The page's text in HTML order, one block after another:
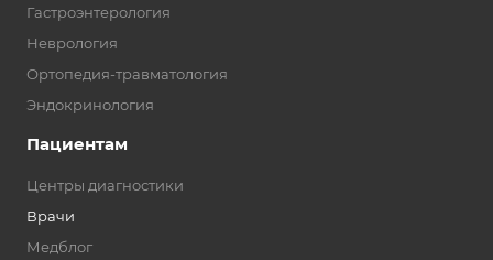
Гастроэнтерология
Неврология
Ортопедия-травматология
Эндокринология
Пациентам
Центры диагностики
Врачи
Медблог